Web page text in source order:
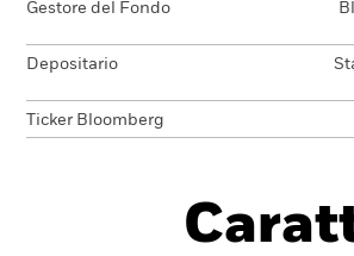
Gestore del Fondo
Depositario
Ticker Bloomberg